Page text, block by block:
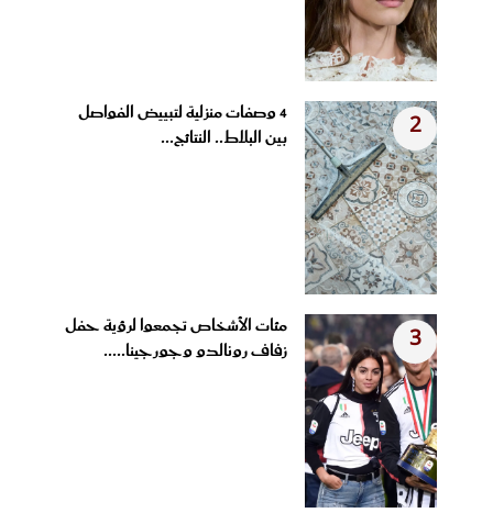
2
4 وصفات منزلية لتبييض الفواصل
بين البلاط.. النتائج...
3
مئات الأشخاص تجمعوا لرؤية حفل
زفاف رونالدو وجورجينا.....